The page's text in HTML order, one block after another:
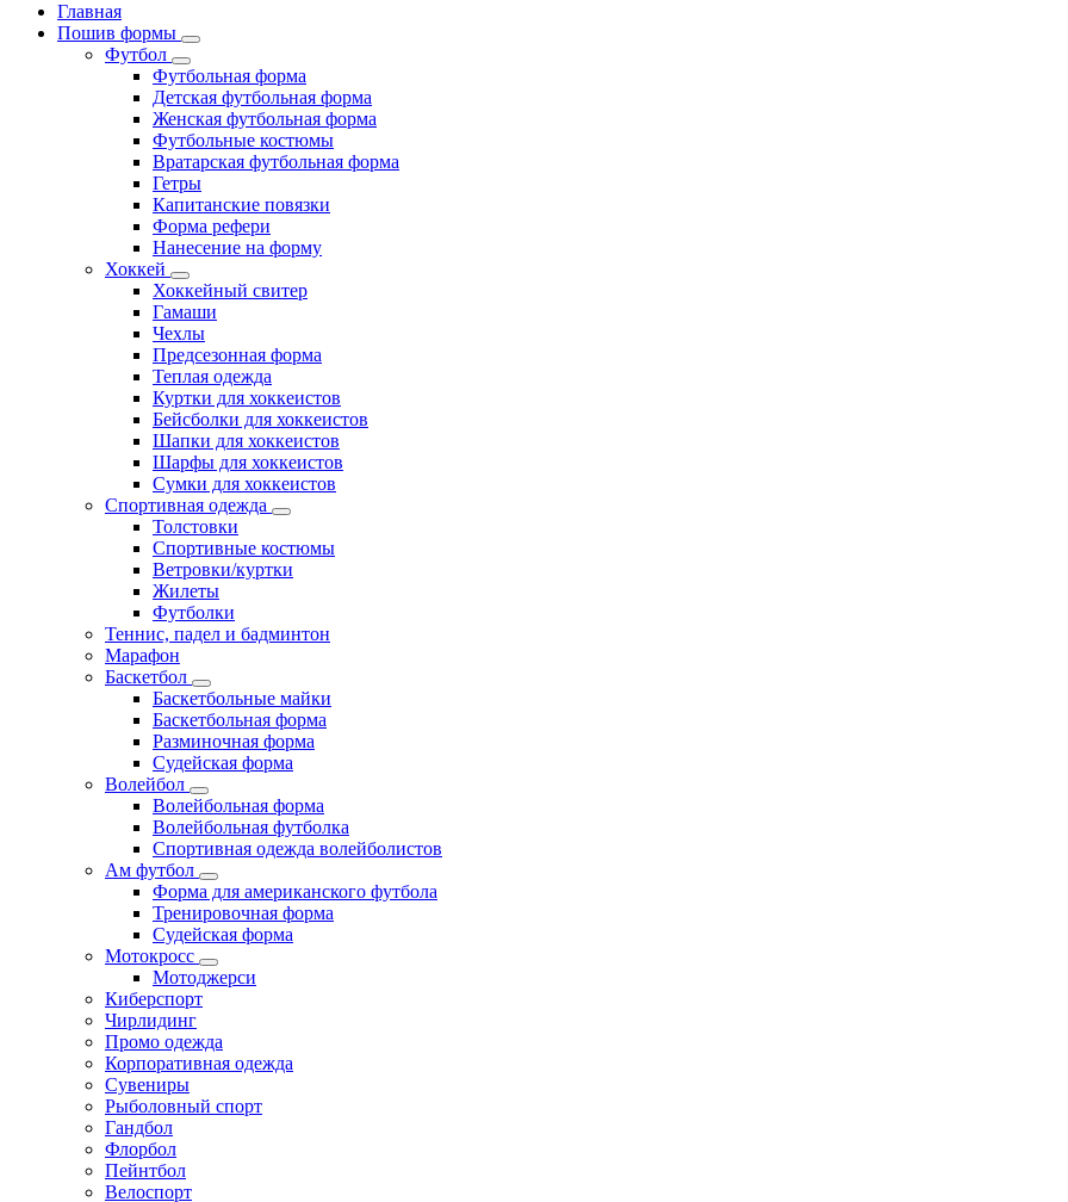
Главная
Пошив формы
Футбол
Футбольная форма
Детская футбольная форма
Женская футбольная форма
Футбольные костюмы
Вратарская футбольная форма
Гетры
Капитанские повязки
Форма рефери
Нанесение на форму
Хоккей
Хоккейный свитер
Гамаши
Чехлы
Предсезонная форма
Теплая одежда
Куртки для хоккеистов
Бейсболки для хоккеистов
Шапки для хоккеистов
Шарфы для хоккеистов
Сумки для хоккеистов
Спортивная одежда
Толстовки
Спортивные костюмы
Ветровки/куртки
Жилеты
Футболки
Теннис, падел и бадминтон
Марафон
Баскетбол
Баскетбольные майки
Баскетбольная форма
Разминочная форма
Судейская форма
Волейбол
Волейбольная форма
Волейбольная футболка
Спортивная одежда волейболистов
Ам футбол
Форма для американского футбола
Тренировочная форма
Судейская форма
Мотокросс
Мотоджерси
Киберспорт
Чирлидинг
Промо одежда
Корпоративная одежда
Сувениры
Рыболовный спорт
Гандбол
Флорбол
Пейнтбол
Велоспорт